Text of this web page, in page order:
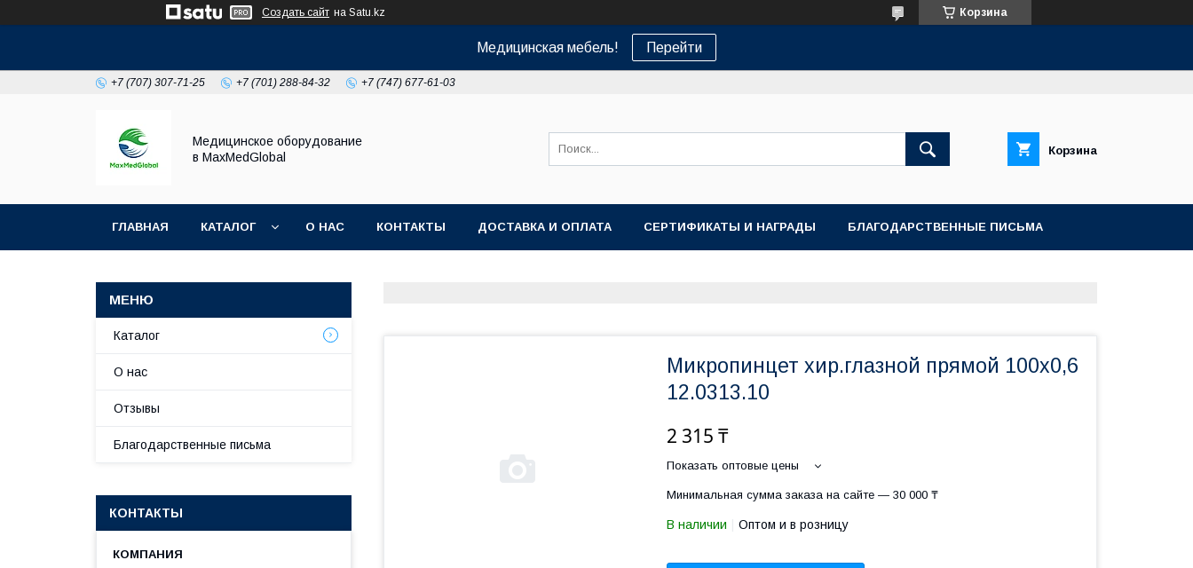
Создать сайт на Satu.kz Корзина
Медицинская мебель! Перейти
+7 (707) 307-71-25 +7 (701) 288-84-32 +7 (747) 677-61-03
Медицинское оборудование
в MaxMedGlobal
Корзина
ГЛАВНАЯ КАТАЛОГ О НАС КОНТАКТЫ ДОСТАВКА И ОПЛАТА СЕРТИФИКАТЫ И НАГРАДЫ БЛАГОДАРСТВЕННЫЕ ПИСЬМА
Микропинцет хир.глазной прямой 100х0,6
12.0313.10
2 315 ₸
Показать оптовые цены
Минимальная сумма заказа на сайте — 30 000 ₸
В наличии Оптом и в розницу
Каталог
О нас
Отзывы
Благодарственные письма
КОНТАКТЫ